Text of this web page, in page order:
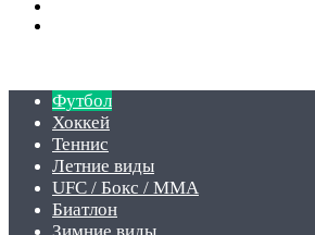
Футбол
Хоккей
Теннис
Летние виды
UFC / Бокс / MMA
Биатлон